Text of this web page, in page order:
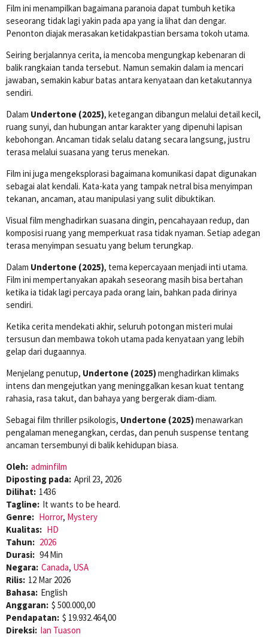
Film ini menampilkan bagaimana paranoia dapat tumbuh ketika
seseorang tidak lagi yakin pada apa yang ia lihat dan dengar.
Penonton diajak merasakan ketidakpastian bersama tokoh utama.
Seiring berjalannya cerita, ia mencoba mengungkap kebenaran di
balik rangkaian tanda tersebut. Namun semakin dalam ia mencari
jawaban, semakin kabur batas antara kenyataan dan ketakutannya
sendiri.
Dalam Undertone (2025), ketegangan dibangun melalui detail kecil,
ruang sunyi, dan hubungan antar karakter yang dipenuhi lapisan
kebohongan. Ancaman tidak selalu datang secara langsung, justru
terasa melalui suasana yang terus menekan.
Film ini juga mengeksplorasi bagaimana komunikasi dapat digunakan
sebagai alat kendali. Kata-kata yang tampak netral bisa menyimpan
tekanan, ancaman, atau manipulasi yang sulit dibuktikan.
Visual film menghadirkan suasana dingin, pencahayaan redup, dan
komposisi ruang yang memperkuat rasa tidak nyaman. Setiap adegan
terasa menyimpan sesuatu yang belum terungkap.
Dalam Undertone (2025), tema kepercayaan menjadi inti utama.
Film ini mempertanyakan apakah seseorang masih bisa bertahan
ketika ia tidak lagi percaya pada orang lain, bahkan pada dirinya
sendiri.
Ketika cerita mendekati akhir, seluruh potongan misteri mulai
tersusun dan membawa tokoh utama pada kenyataan yang lebih
gelap dari dugaannya.
Menjelang penutup, Undertone (2025)menghadirkan klimaks
intens dan mengejutkan yang meninggalkan kesan kuat tentang
rahasia, rasa takut, dan bahaya yang bergerak diam-diam.
Sebagai film thriller psikologis, Undertone (2025)menawarkan
pengalaman menegangkan, cerdas, dan penuh suspense tentang
ancaman tersembunyi di balik kehidupan biasa.
Oleh: adminfilm
Diposting pada: April 23, 2026
Dilihat: 1436
Tagline: It wants to be heard.
Genre: Horror, Mystery
Kualitas: HD
Tahun: 2026
Durasi: 94 Min
Negara: Canada, USA
Rilis: 12 Mar 2026
Bahasa: English
Anggaran: $ 500.000,00
Pendapatan: $ 19.932.464,00
Direksi: Ian Tuason